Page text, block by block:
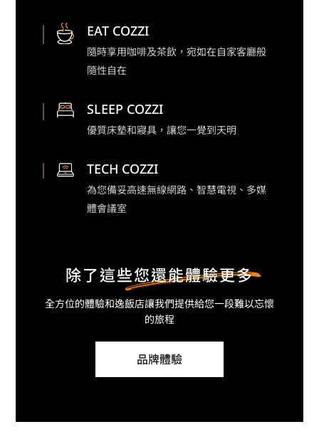
EAT COZZI
隨時享用咖啡及茶飲，宛如在自家客廳般
隨性自在
SLEEP COZZI
優質床墊和寢具，讓您一覺到天明
TECH COZZI
為您備妥高速無線網路、智慧電視、多媒
體會議室
除了這些您還能體驗更多
全方位的體驗和逸飯店讓我們提供給您一段難以忘懷
的旅程
品牌體驗